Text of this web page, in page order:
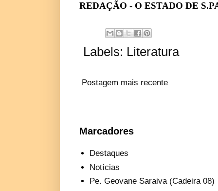
REDAÇÃO - O ESTADO DE
Labels: Literatura
Postagem mais recente
Marcadores
Destaques
Notícias
Pe. Geovane Saraiva (Cadeira 08)